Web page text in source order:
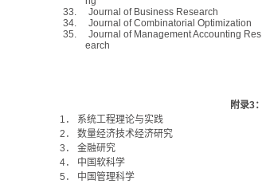
33.
Journal of Business Research
34.
Journal of Combinatorial Optimization
35.
Journal of Management Accounting Res
earch
附录3：
1 ．
系统工程理论与实践
2 ．
数量经济技术经济研究
3 ．
金融研究
4．
中国软科学
5 ．
中国管理科学